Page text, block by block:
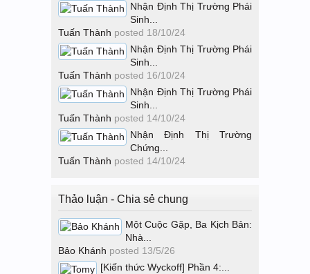
Nhận Định Thị Trường Phái
Sinh...
Tuấn Thành posted 18/10/24
Nhận Định Thị Trường Phái
Sinh...
Tuấn Thành posted 16/10/24
Nhận Định Thị Trường Phái
Sinh...
Tuấn Thành posted 14/10/24
Nhận Định Thị Trường
Chứng...
Tuấn Thành posted 14/10/24
Thảo luận - Chia sẻ chung
Một Cuộc Gặp, Ba Kịch Bản:
Nhà...
Bảo Khánh posted 13/5/26
[Kiến thức Wyckoff] Phần 4:...